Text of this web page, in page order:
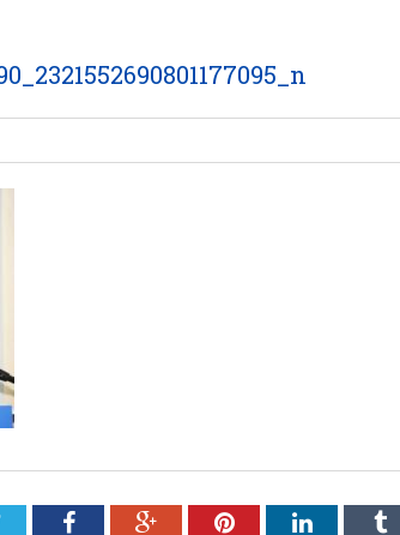
TwitterFacebookGoogle+PinterestLinkedIn